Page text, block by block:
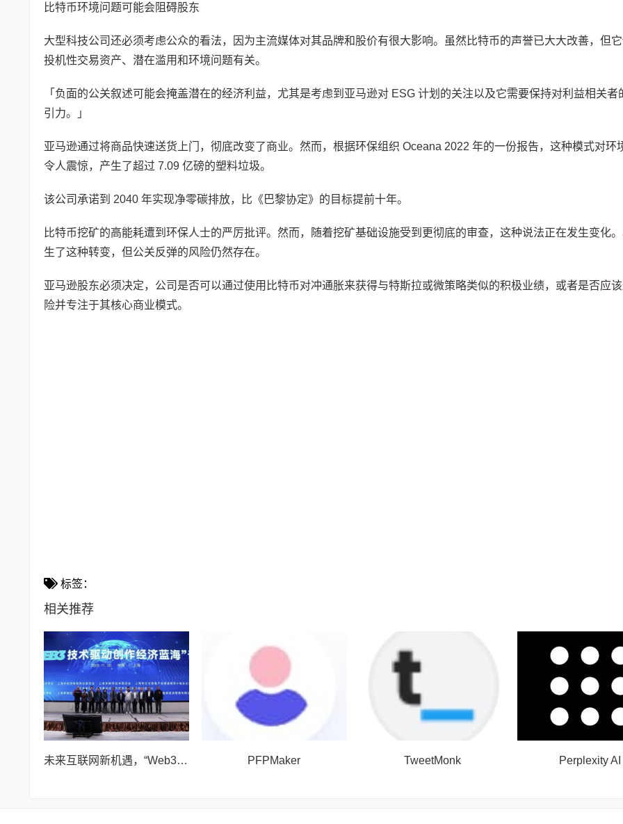
比特币环境问题可能会阻碍股东
大型科技公司还必须考虑公众的看法，因为主流媒体对其品牌和股价有很大影响。虽然比特币的声誉已大大改善，但
投机性交易资产、潜在滥用和环境问题有关。
「负面的公关叙述可能会掩盖潜在的经济利益，尤其是考虑到亚马逊对 ESG 计划的关注以及它需要保持对利益相关者
引力。」
亚马逊通过将商品快速送货上门，彻底改变了商业。然而，根据环保组织 Oceana 2022 年的一份报告，这种模式对环
令人震惊，产生了超过 7.09 亿磅的塑料垃圾。
该公司承诺到 2040 年实现净零碳排放，比《巴黎协定》的目标提前十年。
比特币挖矿的高能耗遭到环保人士的严厉批评。然而，随着挖矿基础设施受到更彻底的审查，这种说法正在发生变化
生了这种转变，但公关反弹的风险仍然存在。
亚马逊股东必须决定，公司是否可以通过使用比特币对冲通胀来获得与特斯拉或微策略类似的积极业绩，或者是否应
险并专注于其核心商业模式。
标签：
相关推荐
未来互联网新机遇，“Web3技术驱动创作经济蓝海”论坛举行 PFPMaker TweetMonk Perplexity AI